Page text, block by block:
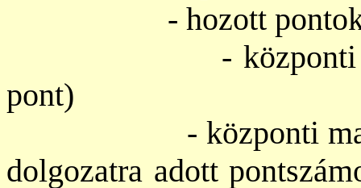
- hozott pontok
- központi
pont)
- központi magyar
dolgozatra adott